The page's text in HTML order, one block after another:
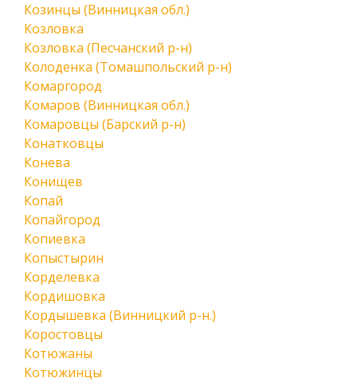
Козинцы (Винницкая обл.)
Козловка
Козловка (Песчанский р-н)
Колоденка (Томашпольский р-н)
Комаргород
Комаров (Винницкая обл.)
Комаровцы (Барский р-н)
Конатковцы
Конева
Конищев
Копай
Копайгород
Копиевка
Копыстырин
Корделевка
Кордишовка
Кордышевка (Винницкий р-н.)
Коростовцы
Котюжаны
Котюжинцы